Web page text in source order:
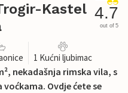
Kastel 4.7
out of 5
1 Kućni ljubimac
nekadašnja rimska vila, s
Ovdje ćete se